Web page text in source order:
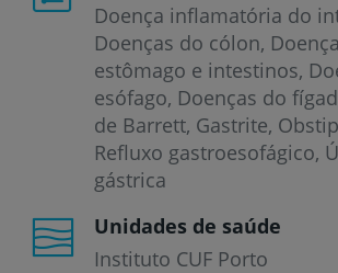
Doença inflamatória do
Doenças do cólon
estômago e intestinos
esófago Doenças do
de Barrett Gastrite
Refluxo gastroesofágico
gástrica
Unidades de saúde
Instituto CUF Porto